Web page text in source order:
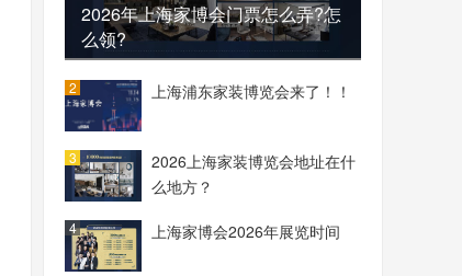
2026年上海家博会门票怎么弄?怎
么领?
上海浦东家装博览会来了！！
2
2026上海家装博览会地址在什
么地方？
3
上海家博会2026年展览时间
4